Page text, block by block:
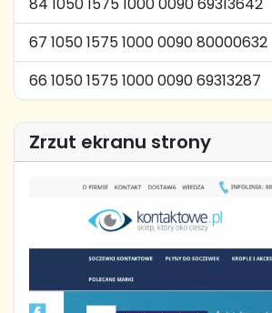
67 1050 1575 1000 0090 80000632
66 1050 1575 1000 0090 69313287
Zrzut ekranu strony